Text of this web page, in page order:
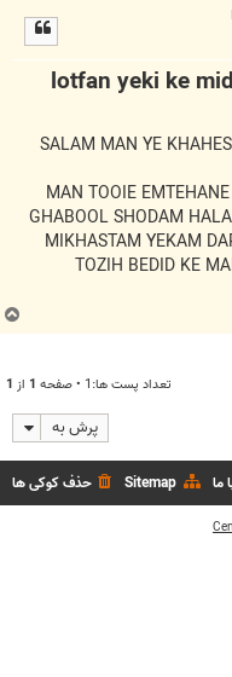
lotfan yeki ke
SALAM MAN YE
MAN TOOIE
GHABOOL SHODAM
MIKHASTAM YEKAM
TOZIH BEDID KE
تعداد پست ها:1 • صفحه 1 از 1
پرش به
حذف کوکی ها Sitemap ما